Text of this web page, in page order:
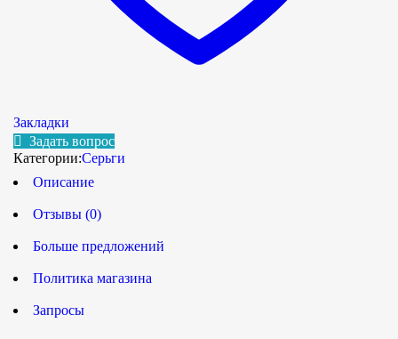
Закладки
Задать вопрос
Категории:Серьги
Описание
Отзывы (0)
Больше предложений
Политика магазина
Запросы